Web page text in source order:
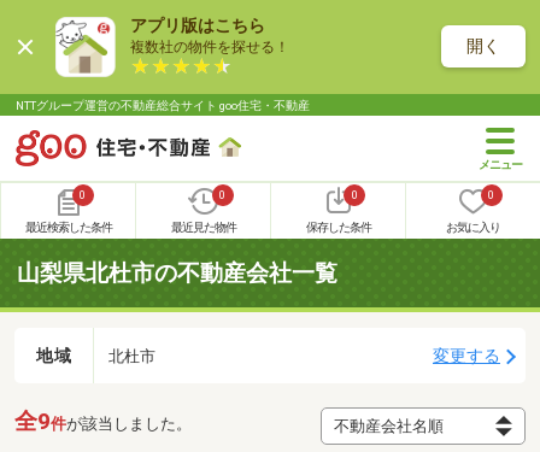
アプリ版はこちら
複数社の物件を探せる！ 開く
NTTグループ運営の不動産総合サイト goo住宅・不動産
0
最近検索した条件
0
最近見た物件
0
保存した条件
0
お気に入り
山梨県北杜市の不動産会社一覧
地域 北杜市 変更する
全9件が該当しました。